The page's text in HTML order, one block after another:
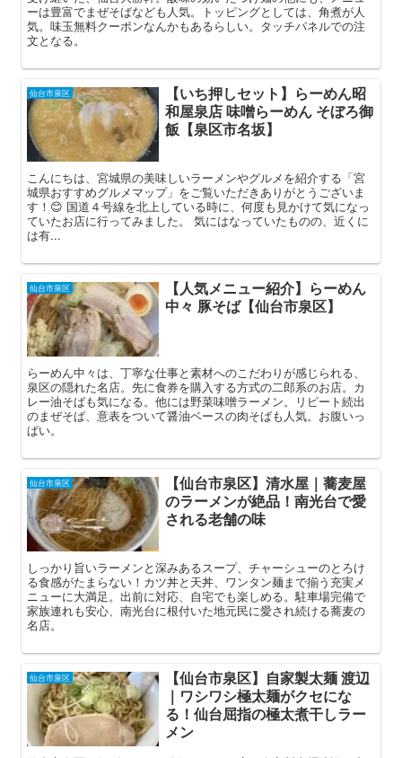
ーは豊富でまぜそばなども人気。トッピングとしては、角煮が人
気。味玉無料クーポンなんかもあるらしい。タッチパネルでの注
文となる。
仙台市泉区
【いち押しセット】らーめん昭
和屋泉店 味噌らーめん そぼろ御
飯【泉区市名坂】
こんにちは、宮城県の美味しいラーメンやグルメを紹介する「宮
城県おすすめグルメマップ」をご覧いただきありがとうございま
す！😊 国道４号線を北上している時に、何度も見かけて気になっ
ていたお店に行ってみました。 気にはなっていたものの、近くに
は有...
仙台市泉区
【人気メニュー紹介】らーめん
中々 豚そば【仙台市泉区】
らーめん中々は、丁寧な仕事と素材へのこだわりが感じられる、
泉区の隠れた名店。先に食券を購入する方式の二郎系のお店。カ
レー油そばも気になる。他には野菜味噌ラーメン。リピート続出
のまぜそば、意表をついて醤油ベースの肉そばも人気。お腹いっ
ぱい。
仙台市泉区
【仙台市泉区】清水屋｜蕎麦屋
のラーメンが絶品！南光台で愛
される老舗の味
しっかり旨いラーメンと深みあるスープ、チャーシューのとろけ
る食感がたまらない！カツ丼と天丼、ワンタン麺まで揃う充実メ
ニューに大満足。出前に対応、自宅でも楽しめる。駐車場完備で
家族連れも安心、南光台に根付いた地元民に愛され続ける蕎麦の
名店。
仙台市泉区
【仙台市泉区】自家製太麺 渡辺
｜ワシワシ極太麺がクセにな
る！仙台屈指の極太煮干しラー
メン